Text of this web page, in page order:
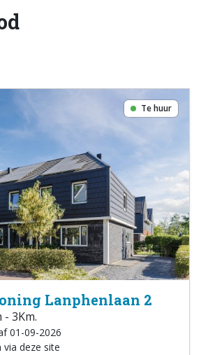
Te huur
Lanphenlaan 2
- 3Km.
01-09-2026
via deze site